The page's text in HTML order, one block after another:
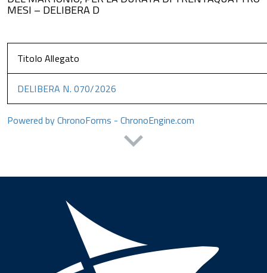
MESI – DELIBERA D
Titolo Allegato
DELIBERA N. 070/2026
Powered by ChronoForms - ChronoEngine.com